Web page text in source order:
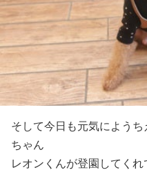
そして今日も元気によう
ちゃん
レオンくんが登園してく